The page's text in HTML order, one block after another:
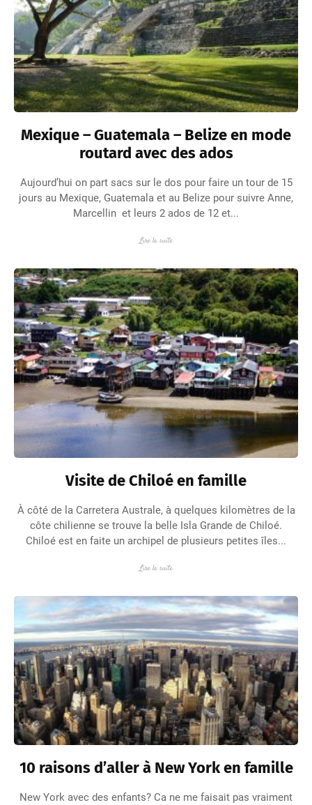
Mexique – Guatemala – Belize en mode
routard avec des ados
Aujourd’hui on part sacs sur le dos pour faire un tour de 15
jours au Mexique, Guatemala et au Belize pour suivre Anne,
Marcellin et leurs 2 ados de 12 et...
Lire la suite
Visite de Chiloé en famille
À côté de la Carretera Australe, à quelques kilomètres de la
côte chilienne se trouve la belle Isla Grande de Chiloé.
Chiloé est en faite un archipel de plusieurs petites îles...
Lire la suite
10 raisons d’aller à New York en famille
New York avec des enfants? Ca ne me faisait pas vraiment